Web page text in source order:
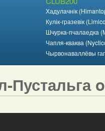
Хадулачнік
Кулік-гразевік
Шчурка-пчалаедка
Чапля-кваква
Чырвонаваллёвы
Пустальга